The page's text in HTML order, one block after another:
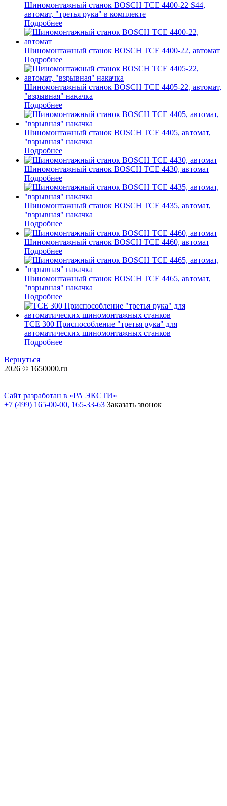
Шиномонтажный станок BOSCH TCE 4400-22 S44,
автомат, "третья рука" в комплекте
Подробнее
Шиномонтажный станок BOSCH TCE 4400-22, автомат
Подробнее
Шиномонтажный станок BOSCH TCE 4405-22, автомат,
"взрывная" накачка
Подробнее
Шиномонтажный станок BOSCH TCE 4405, автомат,
"взрывная" накачка
Подробнее
Шиномонтажный станок BOSCH TCE 4430, автомат
Подробнее
Шиномонтажный станок BOSCH TCE 4435, автомат,
"взрывная" накачка
Подробнее
Шиномонтажный станок BOSCH TCE 4460, автомат
Подробнее
Шиномонтажный станок BOSCH TCE 4465, автомат,
"взрывная" накачка
Подробнее
TCE 300 Приспособление "третья рука" для
автоматических шиномонтажных станков
Подробнее
Вернуться
2026 © 1650000.ru
Сайт разработан в «РА ЭКСТИ»
+7 (499) 165-00-00, 165-33-63 Заказать звонок